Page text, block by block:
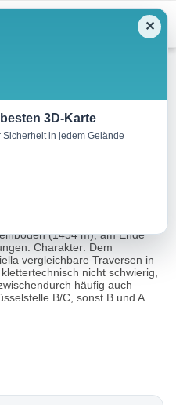
Menu
(1454 m), am Ende
Charakter: Dem
vergleichbare Traversen in
nicht schwierig,
häufig auch
B/C, sonst B und A...
✕
3D-Karte
in jedem Gelände